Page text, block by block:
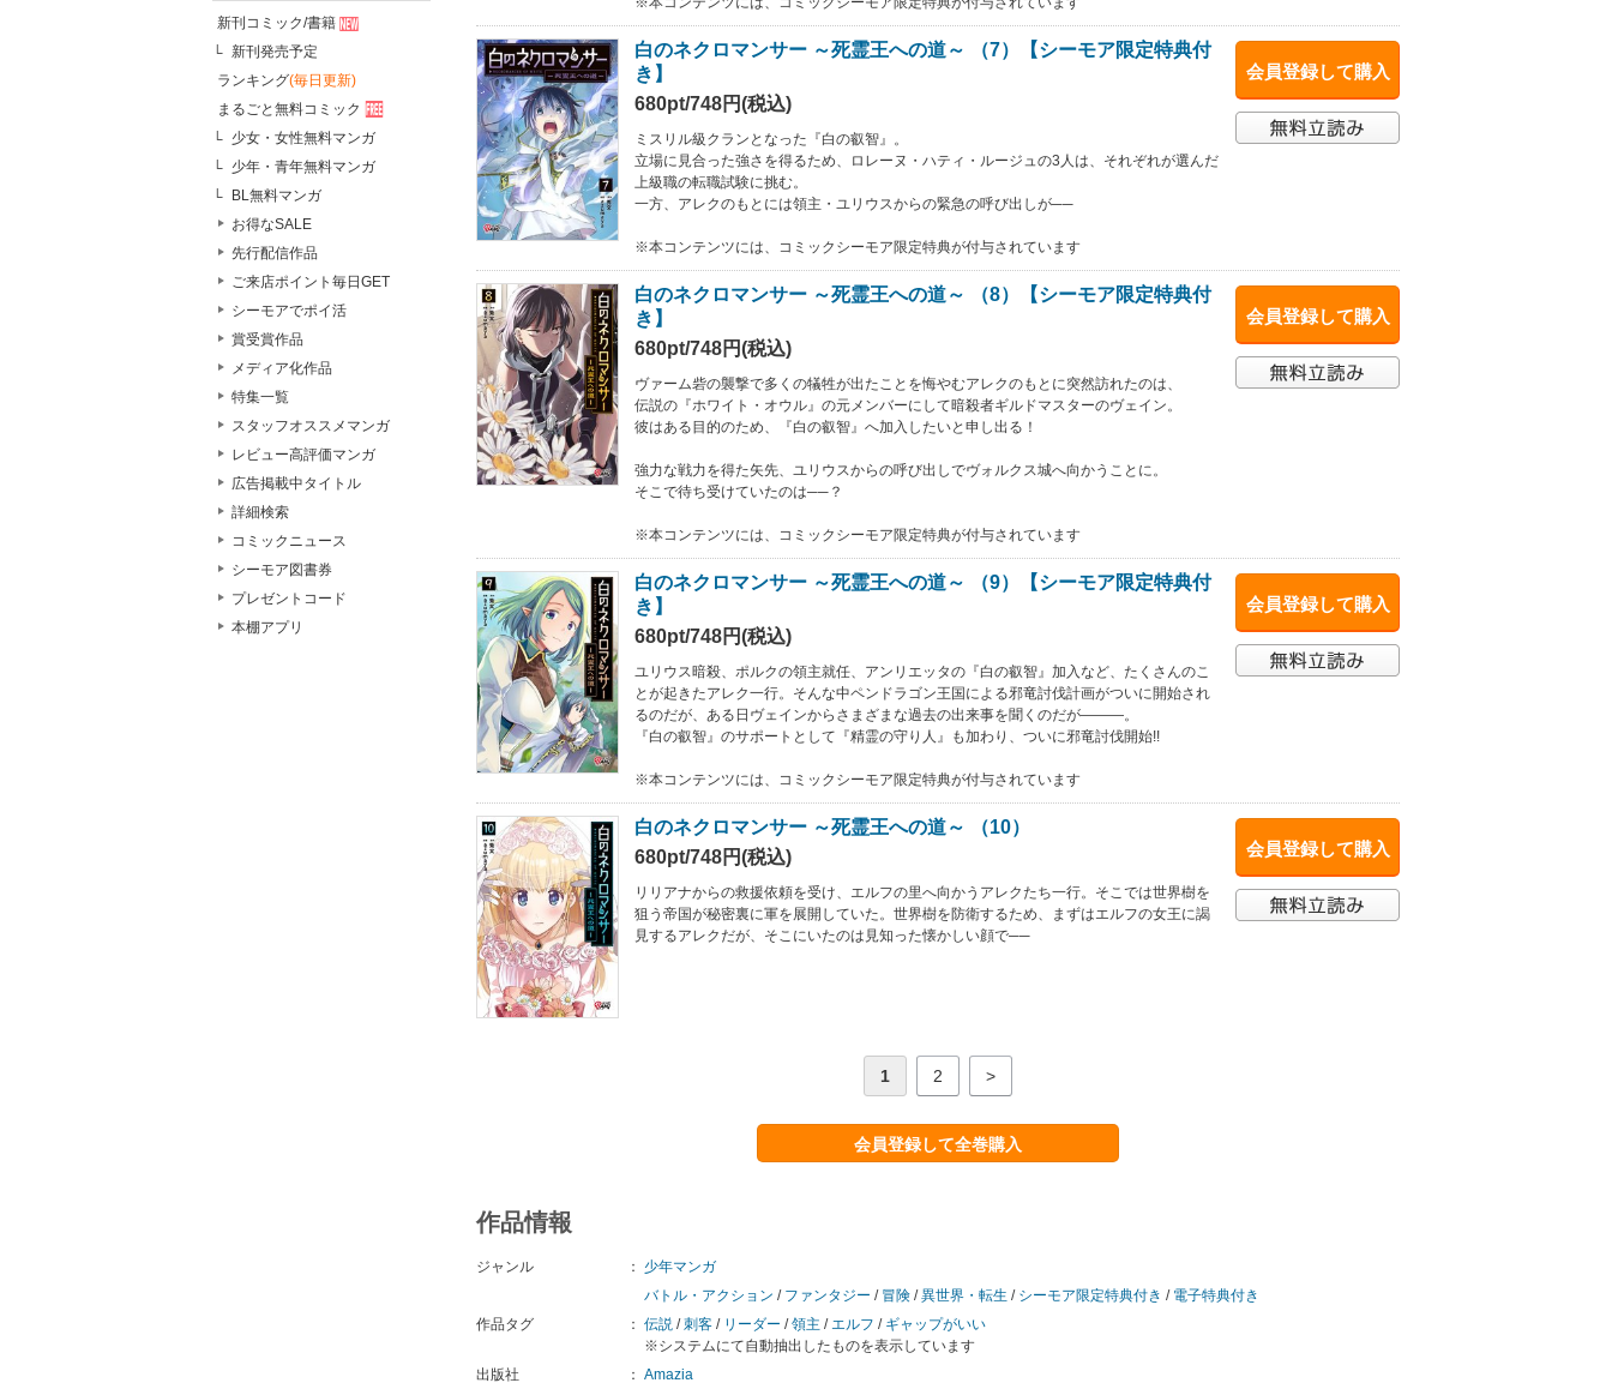
新刊コミック/書籍
新刊発売予定
ランキング(毎日更新)
まるごと無料コミック
少女・女性無料マンガ
少年・青年無料マンガ
BL無料マンガ
お得なSALE
先行配信作品
ご来店ポイント毎日GET
シーモアでポイ活
賞受賞作品
メディア化作品
特集一覧
スタッフオススメマンガ
レビュー高評価マンガ
広告掲載中タイトル
詳細検索
コミックニュース
シーモア図書券
プレゼントコード
本棚アプリ
会員登録して購入
白のネクロマンサー ～死霊王への道～ （7）【シーモア限定特典付
き】
680pt/748円(税込)
ミスリル級クランとなった『白の叡智』。
立場に見合った強さを得るため、ロレーヌ・ハティ・ルージュの3人は、それぞれが選んだ
上級職の転職試験に挑む。
一方、アレクのもとには領主・ユリウスからの緊急の呼び出しが──
※本コンテンツには、コミックシーモア限定特典が付与されています
会員登録して購入
白のネクロマンサー ～死霊王への道～ （8）【シーモア限定特典付
き】
680pt/748円(税込)
ヴァーム砦の襲撃で多くの犠牲が出たことを悔やむアレクのもとに突然訪れたのは、
伝説の『ホワイト・オウル』の元メンバーにして暗殺者ギルドマスターのヴェイン。
彼はある目的のため、『白の叡智』へ加入したいと申し出る！
強力な戦力を得た矢先、ユリウスからの呼び出しでヴォルクス城へ向かうことに。
そこで待ち受けていたのは──？
※本コンテンツには、コミックシーモア限定特典が付与されています
会員登録して購入
白のネクロマンサー ～死霊王への道～ （9）【シーモア限定特典付
き】
680pt/748円(税込)
ユリウス暗殺、ポルクの領主就任、アンリエッタの『白の叡智』加入など、たくさんのこ
とが起きたアレク一行。そんな中ペンドラゴン王国による邪竜討伐計画がついに開始され
るのだが、ある日ヴェインからさまざまな過去の出来事を聞くのだが―――。
『白の叡智』のサポートとして『精霊の守り人』も加わり、ついに邪竜討伐開始!!
※本コンテンツには、コミックシーモア限定特典が付与されています
会員登録して購入
白のネクロマンサー ～死霊王への道～ （10）
680pt/748円(税込)
リリアナからの救援依頼を受け、エルフの里へ向かうアレクたち一行。そこでは世界樹を
狙う帝国が秘密裏に軍を展開していた。世界樹を防衛するため、まずはエルフの女王に謁
見するアレクだが、そこにいたのは見知った懐かしい顔で──
1 2 >
会員登録して全巻購入
作品情報
ジャンル ：
少年マンガ
バトル・アクション / ファンタジー / 冒険 /異世界・転生 / シーモア限定特典付き / 電子特典付き
作品タグ
： 伝説 /刺客 / リーダー /領主 / エルフ / ギャップがいい
※システムにて自動抽出したものを表示しています
出版社
： Amazia